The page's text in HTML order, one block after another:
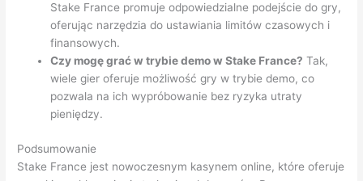
Stake France promuje odpowiedzialne podejście do gry,
oferując narzędzia do ustawiania limitów czasowych i
finansowych.
Czy mogę grać w trybie demo w Stake France? Tak,
wiele gier oferuje możliwość gry w trybie demo, co
pozwala na ich wypróbowanie bez ryzyka utraty
pieniędzy.
Podsumowanie
Stake France jest nowoczesnym kasynem online, które oferuje